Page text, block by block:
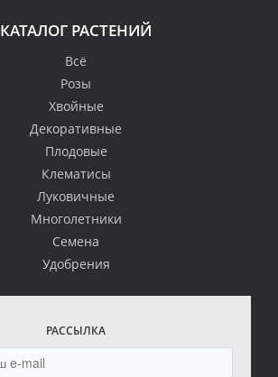
КАТАЛОГ РАСТЕНИЙ
Всё
Розы
Хвойные
Декоративные
Плодовые
Клематисы
Луковичные
Многолетники
Семена
Удобрения
РАССЫЛКА